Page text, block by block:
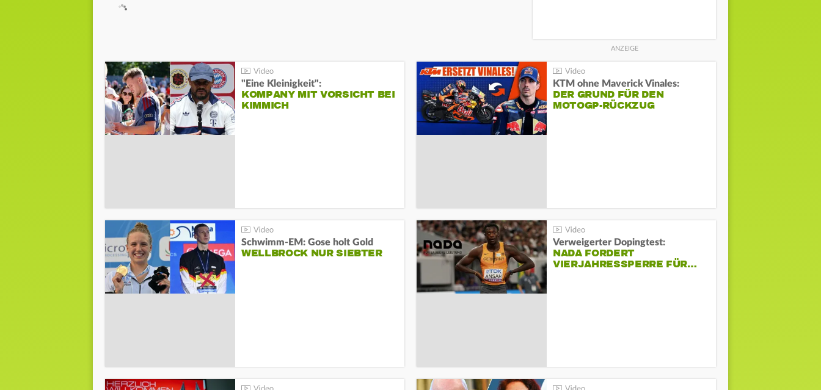
"Eine Kleinigkeit":
KOMPANY MIT VORSICHT BEI
KIMMICH
KTM ohne Maverick Vinales:
DER GRUND FÜR DEN
MOTOGP-RÜCKZUG
Schwimm-EM: Gose holt Gold
WELLBROCK NUR SIEBTER
Verweigerter Dopingtest:
NADA FORDERT
VIERJAHRESSPERRE FÜR…